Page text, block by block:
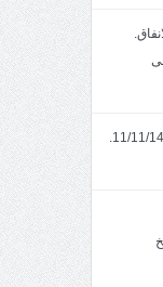
سمات المتقين ١-الانفاق.
خطبة الجمعة: ميلاد باب الجنان .بتاريخ11/11/1446.